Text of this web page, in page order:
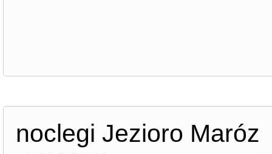
noclegi Jezioro Maróz